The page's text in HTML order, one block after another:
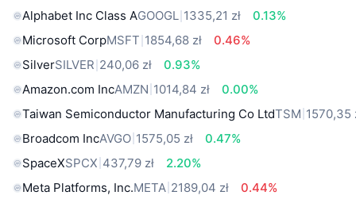
Alphabet Inc Class AGOOGL 1335,21 zł
0.13%
Microsoft CorpMSFT 1854,68 zł
0.46%
SilverSILVER 240,06 zł
0.93%
Amazon.com IncAMZN 1014,84 zł
0.00%
Taiwan Semiconductor Manufacturing Co LtdTSM 1570,35
Broadcom IncAVGO 1575,05 zł
0.47%
SpaceXSPCX 437,79 zł
2.20%
Meta Platforms, Inc.META 2189,04 zł
0.44%